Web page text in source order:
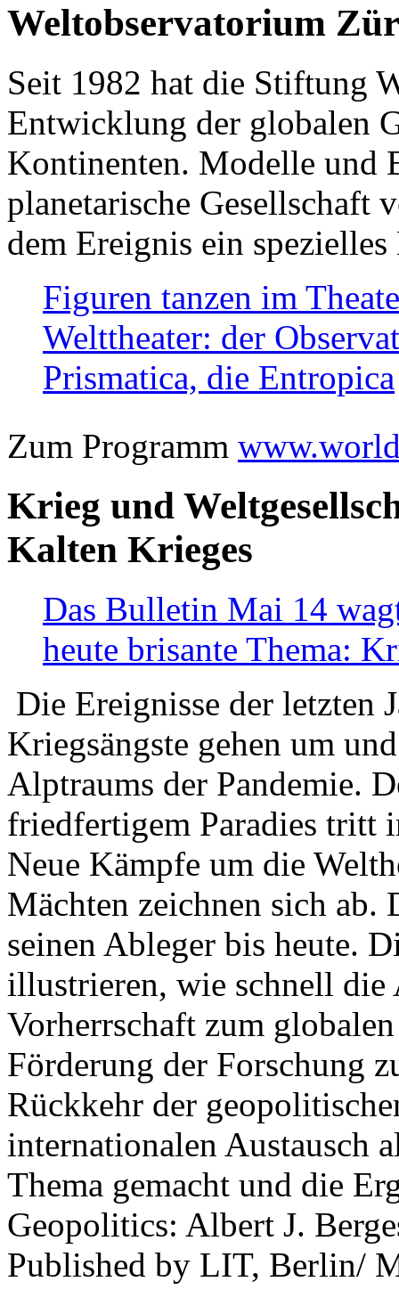
Weltobservatorium
Seit 1982 hat die Stiftung
Entwicklung der globalen
Kontinenten. Modelle und
planetarische Gesellschaft
dem Ereignis ein
Figuren tanzen im
Welttheater: der
Prismatica, die Entropica
Zum Programm
Krieg und
Kalten Krieges
Das Bulletin Mai 14
heute brisante Thema:
Die Ereignisse der letzten
Kriegsängste gehen um
Alptraums der Pandemie.
friedfertigem Paradies tritt
Neue Kämpfe um die
Mächten zeichnen sich
seinen Ableger bis heute.
illustrieren, wie schnell die
Vorherrschaft zum
Förderung der Forschung
Rückkehr der
internationalen Austausch
Thema gemacht und die
Geopolitics: Albert J.
Published by LIT, Berlin/